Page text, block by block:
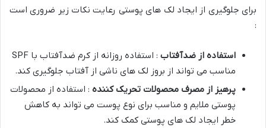
برای جلوگیری از ایجاد لک های پوستی رعایت نکات زیر ضروری است
:
استفاده از ضدآفتاب
: استفاده روزانه از کرم ضدآفتاب با SPF
مناسب می تواند از بروز لک های ناشی از آفتاب جلوگیری کند.
پرهیز از مصرف محصولات تحریک کننده : استفاده از محصولات
پوستی ملایم و مناسب برای نوع پوست می تواند به کاهش
خطر ایجاد لک های پوستی کمک کند.